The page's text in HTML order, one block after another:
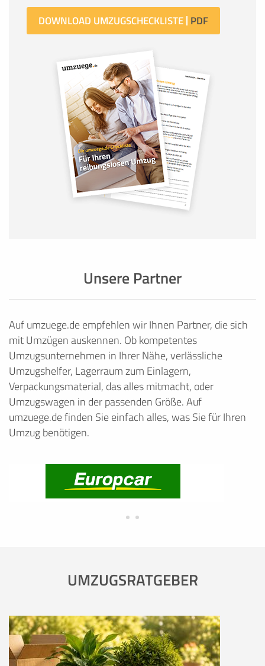
DOWNLOAD UMZUGSCHECKLISTE
Unsere Partner
Auf umzuege.de empfehlen wir Ihnen Partner, die sich
mit Umzügen auskennen. Ob kompetentes
Umzugsunternehmen in Ihrer Nähe, verlässliche
Umzugshelfer, Lagerraum zum Einlagern,
Verpackungsmaterial, das alles mitmacht, oder
Umzugswagen in der passenden Größe. Auf
umzuege.de finden Sie einfach alles, was Sie für Ihren
Umzug benötigen.
UMZUGSRATGEBER